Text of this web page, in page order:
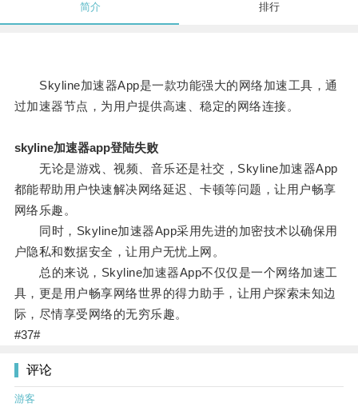
简介 排行
Skyline加速器App是一款功能强大的网络加速工具，通
过加速器节点，为用户提供高速、稳定的网络连接。
skyline加速器app登陆失败
无论是游戏、视频、音乐还是社交，Skyline加速器App
都能帮助用户快速解决网络延迟、卡顿等问题，让用户畅享
网络乐趣。
同时，Skyline加速器App采用先进的加密技术以确保用
户隐私和数据安全，让用户无忧上网。
总的来说，Skyline加速器App不仅仅是一个网络加速工
具，更是用户畅享网络世界的得力助手，让用户探索未知边
际，尽情享受网络的无穷乐趣。
#37#
评论
游客